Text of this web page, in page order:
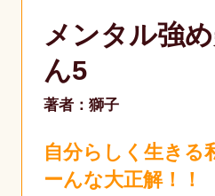
メンタル強
ん5
著者：獅子
自分らしく生きる
ーんな大正解！！